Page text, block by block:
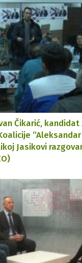
Čikarić, kandidat
“Aleksandar
Jasikovi